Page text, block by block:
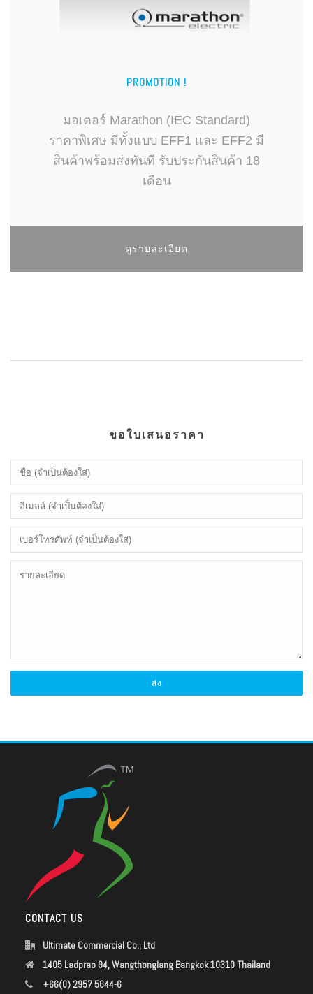
PROMOTION !
มอเตอร์ Marathon (IEC Standard)
ราคาพิเศษ มีทั้งแบบ EFF1 และ EFF2 มี
สินค้าพร้อมส่งทันที รับประกันสินค้า 18
เดือน
ดูรายละเอียด
ขอใบเสนอราคา
CONTACT US
Ultimate Commercial Co., Ltd
1405 Ladprao 94, Wangthonglang Bangkok 10310 Thailand
+66(0) 2957 5644-6